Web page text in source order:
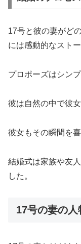
17号と彼の妻がど
には感動的なスト
プロポーズはシン
彼は自然の中で彼
彼女もその瞬間を
結婚式は家族や友
した。
17号の妻の人